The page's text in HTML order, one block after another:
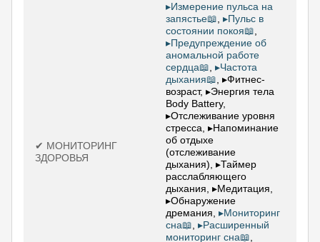
✔ МОНИТОРИНГ
ЗДОРОВЬЯ
▸Измерение пульса на
запястье📖, ▸Пульс в
состоянии покоя📖,
▸Предупреждение об
аномальной работе
сердца📖, ▸Частота
дыхания📖, ▸Фитнес-
возраст, ▸Энергия тела
Body Battery,
▸Отслеживание уровня
стресса, ▸Напоминание
об отдыхе
(отслеживание
дыхания), ▸Таймер
расслабляющего
дыхания, ▸Медитация,
▸Обнаружение
дремания, ▸Мониторинг
сна📖, ▸Расширенный
мониторинг сна📖,